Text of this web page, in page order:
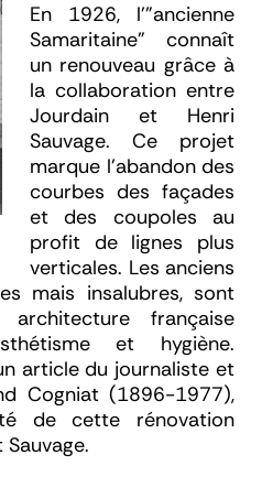
En 1926, l'"ancienne
Samaritaine" connaît
un renouveau grâce à
la collaboration entre
Jourdain et Henri
Sauvage. Ce projet
marque l’abandon des
courbes des façades
et des coupoles au
profit de lignes plus
verticales. Les anciens
mais insalubres, sont
française
et hygiène.
article du journaliste et
Cogniat (1896-1977),
de cette rénovation